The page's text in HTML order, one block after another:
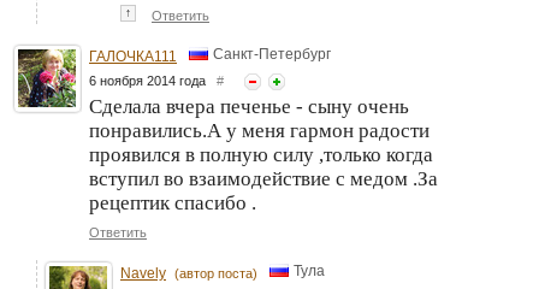
↑ Ответить
ГАЛОЧКА111 Санкт-Петербург
6 ноября 2014 года #
Сделала вчера печенье - сыну очень
понравились.А у меня гармон радости
проявился в полную силу ,только когда
вступил во взаимодействие с медом .За
рецептик спасибо .
Ответить
Navely (автор поста) Тула